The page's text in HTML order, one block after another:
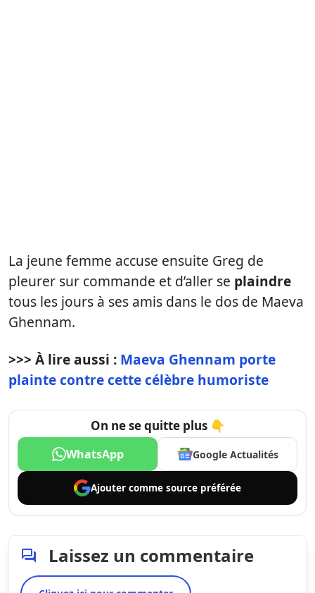
La jeune femme accuse ensuite Greg de
pleurer sur commande et d’aller se plaindre
tous les jours à ses amis dans le dos de Maeva
Ghennam.
>>> À lire aussi : Maeva Ghennam porte
plainte contre cette célèbre humoriste
On ne se quitte plus 👇
WhatsApp Google Actualités
Ajouter comme source préférée
Laissez un commentaire